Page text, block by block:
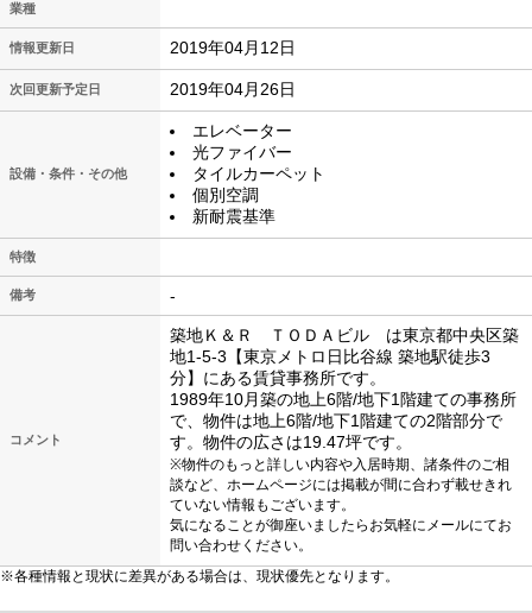
業種
情報更新日 2019年04月12日
次回更新予定日 2019年04月26日
設備・条件・その他
エレベーター
光ファイバー
タイルカーペット
個別空調
新耐震基準
特徴
備考 -
コメント
築地Ｋ＆Ｒ ＴＯＤＡビル は東京都中央区築
地1-5-3【東京メトロ日比谷線 築地駅徒歩3
分】にある賃貸事務所です。
1989年10月築の地上6階/地下1階建ての事務所
で、物件は地上6階/地下1階建ての2階部分で
す。物件の広さは19.47坪です。
※物件のもっと詳しい内容や入居時期、諸条件のご相
談など、ホームページには掲載が間に合わず載せきれ
ていない情報もございます。
気になることが御座いましたらお気軽にメールにてお
問い合わせください。
※各種情報と現状に差異がある場合は、現状優先となります。